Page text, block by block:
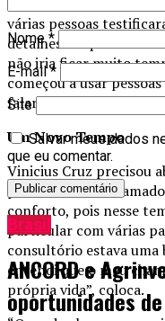
várias pessoas
detalhes do que eu
não iria ficar muito
começou a usar
falar sobre”, pontua.
Um Novo Tempo
Vinicius Cruz precisou
para atender o
conforto, pois nesse
particular com várias
consultório estava uma
entendi que o meu
própria vida”, coloca.
Nome*
E-mail*
Site
Salvar meus dados
que eu comentar.
Brasil
ANCORD e
oportunidades